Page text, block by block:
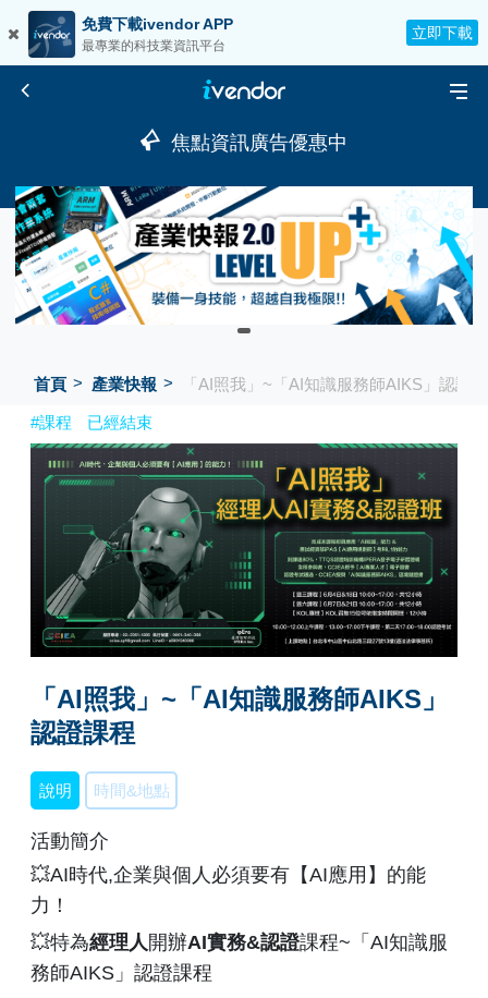
免費下載ivendor APP
最專業的科技業資訊平台
立即下載
焦點資訊廣告優惠中
首頁 產業快報 「AI照我」~「AI知識服務師AIKS」認證
#課程 已經結束
「AI照我」~「AI知識服務師AIKS」
認證課程
說明 時間&地點
活動簡介
💥AI時代,企業與個人必須要有【AI應用】的能
力！
💥特為經理人開辦AI實務&認證課程~「AI知識服
務師AIKS」認證課程